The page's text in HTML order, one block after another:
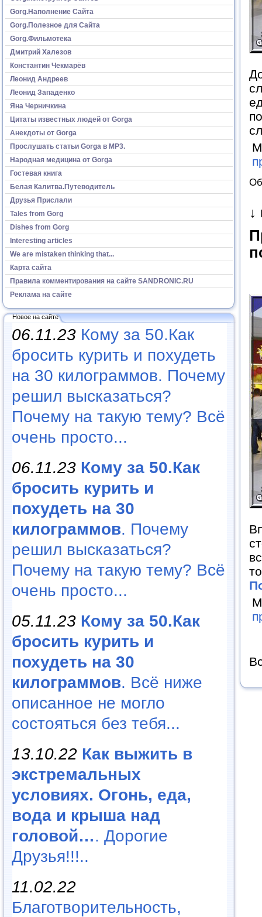
Gorg.Наполнение Сайта
Gorg.Полезное для Сайта
Gorg.Фильмотека
Дмитрий Халезов
Константин Чекмарёв
Леонид Андреев
Леонид Западенко
Яна Черничкина
Цитаты известных людей от Gorga
Анекдоты от Gorga
Прослушать статьи Gorga в МР3.
Народная медицина от Gorga
Гостевая книга
Белая Калитва.Путеводитель
Друзья Прислали
Tales from Gorg
Dishes from Gorg
Interesting articles
We are mistaken thinking that...
Карта сайта
Правила комментирования на сайте SANDRONIC.RU
Реклама на сайте
Новое на сайте
06.11.23 Кому за 50.Как
бросить курить и похудеть
на 30 килограммов. Почему
решил высказаться?
Почему на такую тему? Всё
очень просто...
06.11.23 Кому за 50.Как
бросить курить и
похудеть на 30
килограммов. Почему
решил высказаться?
Почему на такую тему? Всё
очень просто...
05.11.23 Кому за 50.Как
бросить курить и
похудеть на 30
килограммов. Всё ниже
описанное не могло
состояться без тебя...
13.10.22 Как выжить в
экстремальных
условиях. Огонь, еда,
вода и крыша над
головой…. Дорогие
Друзья!!!..
11.02.22
Благотворительность,